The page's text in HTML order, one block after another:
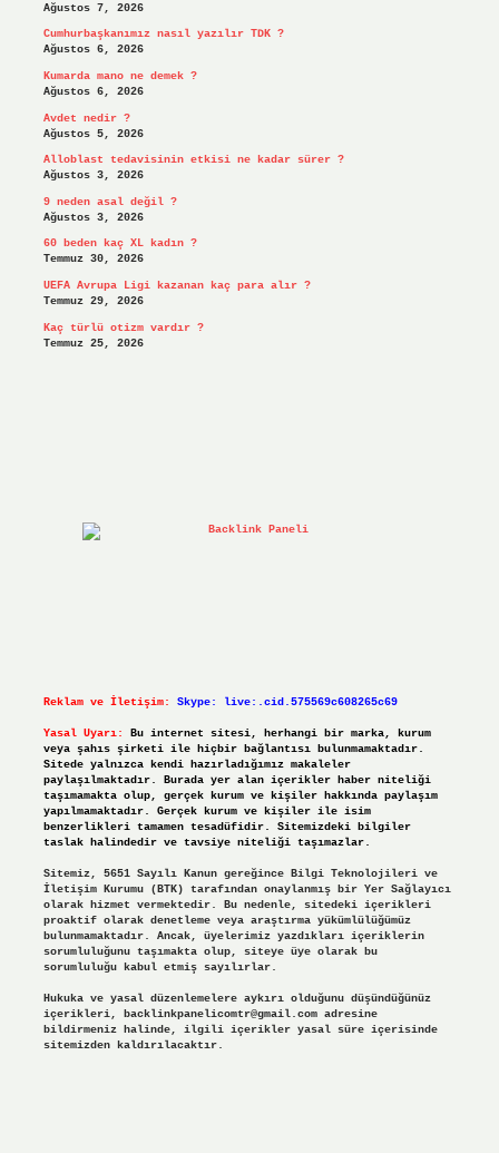
Ağustos 7, 2026
Cumhurbaşkanımız nasıl yazılır TDK ?
Ağustos 6, 2026
Kumarda mano ne demek ?
Ağustos 6, 2026
Avdet nedir ?
Ağustos 5, 2026
Alloblast tedavisinin etkisi ne kadar sürer ?
Ağustos 3, 2026
9 neden asal değil ?
Ağustos 3, 2026
60 beden kaç XL kadın ?
Temmuz 30, 2026
UEFA Avrupa Ligi kazanan kaç para alır ?
Temmuz 29, 2026
Kaç türlü otizm vardır ?
Temmuz 25, 2026
Reklam ve İletişim: Skype: live:.cid.575569c608265c69
Yasal Uyarı:
Bu internet sitesi, herhangi bir marka, kurum
veya şahıs şirketi ile hiçbir bağlantısı bulunmamaktadır.
Sitede yalnızca kendi hazırladığımız makaleler
paylaşılmaktadır. Burada yer alan içerikler haber niteliği
taşımamakta olup, gerçek kurum ve kişiler hakkında paylaşım
yapılmamaktadır. Gerçek kurum ve kişiler ile isim
benzerlikleri tamamen tesadüfidir. Sitemizdeki bilgiler
taslak halindedir ve tavsiye niteliği taşımazlar.
Sitemiz, 5651 Sayılı Kanun gereğince Bilgi Teknolojileri ve
İletişim Kurumu (BTK) tarafından onaylanmış bir Yer Sağlayıcı
olarak hizmet vermektedir. Bu nedenle, sitedeki içerikleri
proaktif olarak denetleme veya araştırma yükümlülüğümüz
bulunmamaktadır. Ancak, üyelerimiz yazdıkları içeriklerin
sorumluluğunu taşımakta olup, siteye üye olarak bu
sorumluluğu kabul etmiş sayılırlar.
Hukuka ve yasal düzenlemelere aykırı olduğunu düşündüğünüz
içerikleri, backlinkpanelicomtr@gmail.comadresine
bildirmeniz halinde, ilgili içerikler yasal süre içerisinde
sitemizden kaldırılacaktır.